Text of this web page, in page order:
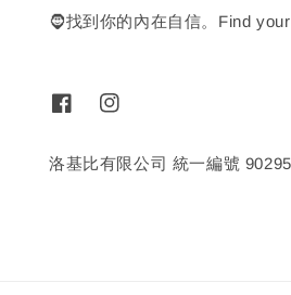
🧔找到你的內在自信。Find
洛基比有限公司 統一編號